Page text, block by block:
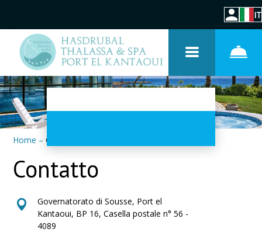
IT
Home –Contatti
Contatto
Governatorato di Sousse, Port el
Kantaoui, BP 16, Casella postale n° 56 -
4089